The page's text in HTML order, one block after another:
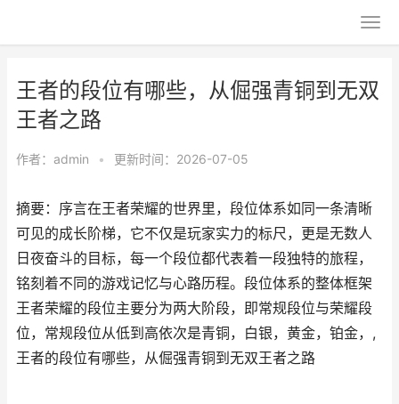
王者的段位有哪些，从倔强青铜到无双
王者之路
作者： admin • 更新时间：2026-07-05
摘要：序言在王者荣耀的世界里，段位体系如同一条清晰
可见的成长阶梯，它不仅是玩家实力的标尺，更是无数人
日夜奋斗的目标，每一个段位都代表着一段独特的旅程，
铭刻着不同的游戏记忆与心路历程。段位体系的整体框架
王者荣耀的段位主要分为两大阶段，即常规段位与荣耀段
位，常规段位从低到高依次是青铜，白银，黄金，铂金，,
王者的段位有哪些，从倔强青铜到无双王者之路